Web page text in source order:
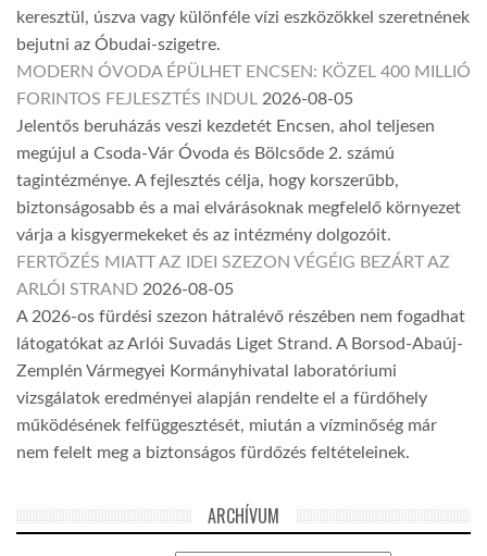
keresztül, úszva vagy különféle vízi eszközökkel szeretnének
bejutni az Óbudai-szigetre.
MODERN ÓVODA ÉPÜLHET ENCSEN: KÖZEL 400 MILLIÓ
FORINTOS FEJLESZTÉS INDUL 2026-08-05
Jelentős beruházás veszi kezdetét Encsen, ahol teljesen
megújul a Csoda-Vár Óvoda és Bölcsőde 2. számú
tagintézménye. A fejlesztés célja, hogy korszerűbb,
biztonságosabb és a mai elvárásoknak megfelelő környezet
várja a kisgyermekeket és az intézmény dolgozóit.
FERTŐZÉS MIATT AZ IDEI SZEZON VÉGÉIG BEZÁRT AZ
ARLÓI STRAND 2026-08-05
A 2026-os fürdési szezon hátralévő részében nem fogadhat
látogatókat az Arlói Suvadás Liget Strand. A Borsod-Abaúj-
Zemplén Vármegyei Kormányhivatal laboratóriumi
vizsgálatok eredményei alapján rendelte el a fürdőhely
működésének felfüggesztését, miután a vízminőség már
nem felelt meg a biztonságos fürdőzés feltételeinek.
ARCHÍVUM